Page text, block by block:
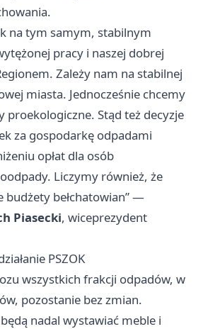
na tym samym, stabilnym
pracy i naszej dobrej
Zależy nam na stabilnej
miasta. Jednocześnie chcemy
proekologiczne. Stąd też decyzje
za gospodarkę odpadami
opłat dla osób
Liczymy również, że
budżety bełchatowian” —
Piasecki, wiceprezydent
PSZOK
wszystkich frakcji odpadów, w
pozostanie bez zmian.
nadal wystawiać meble i